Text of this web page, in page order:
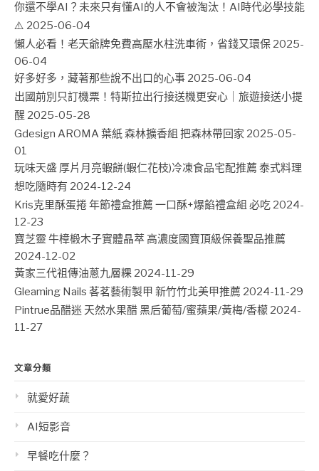
你還不學AI？未來只有懂AI的人不會被淘汰！AI時代必學技能
⚠️ 2025-06-04
懶人必看！老天爺牌免費高壓水柱洗車術，省錢又環保 2025-
06-04
好多好多，藏著那些說不出口的心事 2025-06-04
出國前別只訂機票！特斯拉出行接送機更安心｜旅遊接送小提
醒 2025-05-28
Gdesign AROMA 葉紙 森林擴香組 把森林帶回家 2025-05-
01
玩味天盛 厚片月亮蝦餅(蝦仁花枝)冷凍食品宅配推薦 泰式料理
想吃隨時有 2024-12-24
Kris克里酥蛋捲 年節禮盒推薦 一口酥+爆餡禮盒組 必吃 2024-
12-23
寶芝靈 牛樟椴木子實體晶萃 高濃度國寶頂級保養聖品推薦
2024-12-02
黃家三代祖傳油蔥九層粿 2024-11-29
Gleaming Nails 茖茗藝術製甲 新竹竹北美甲推薦 2024-11-29
Pintrue品醋迷 天然水果醋 黑后葡萄/蜜蘋果/黃梅/香檬 2024-
11-27
文章分類
就愛好蔬
AI短影音
早餐吃什麼？